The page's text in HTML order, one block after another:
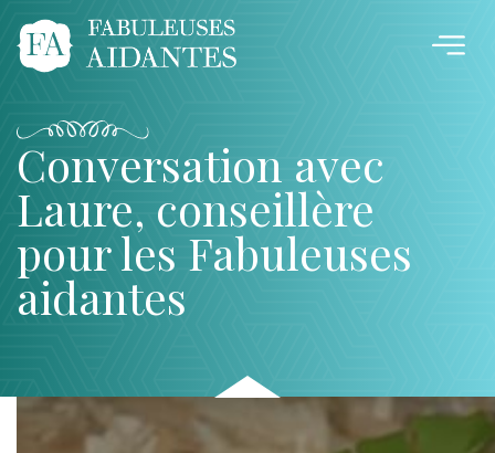
Conversation avec
Laure, conseillère
pour les Fabuleuses
aidantes